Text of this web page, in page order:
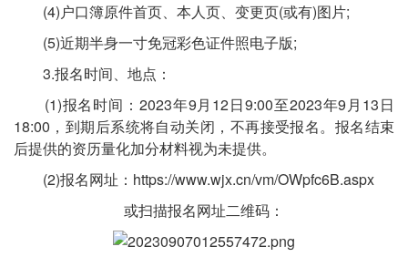
(4)户口簿原件首页、本人页、变更页(或有)图片;
(5)近期半身一寸免冠彩色证件照电子版;
3.报名时间、地点：
(1)报名时间：2023年9月12日9:00至2023年9月13日
18:00，到期后系统将自动关闭，不再接受报名。报名结束
后提供的资历量化加分材料视为未提供。
(2)报名网址：https://www.wjx.cn/vm/OWpfc6B.aspx
或扫描报名网址二维码：